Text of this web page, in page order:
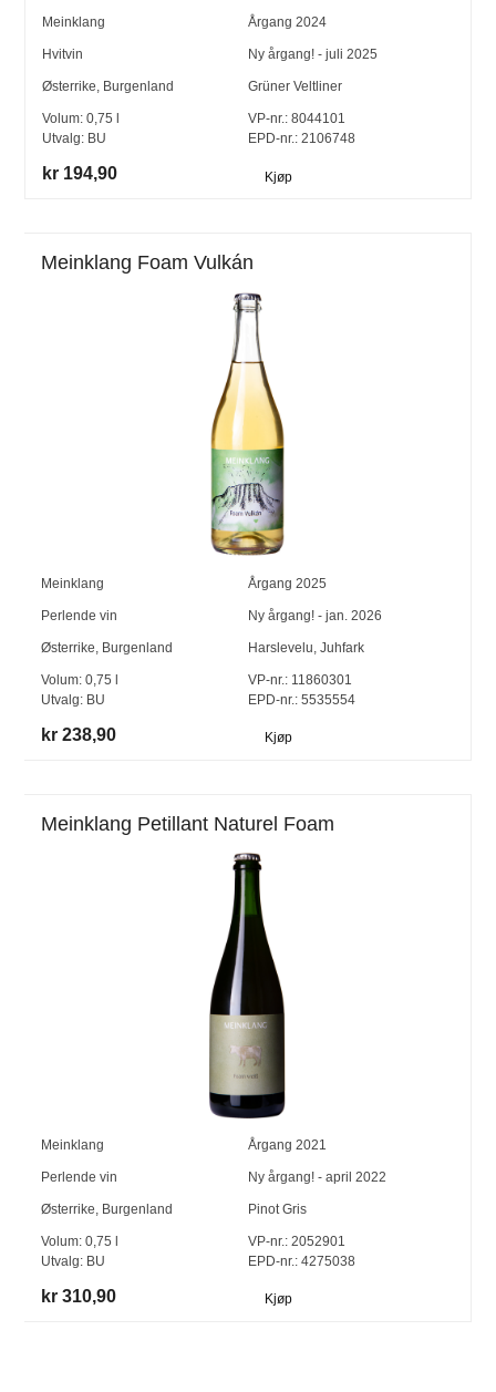
Meinklang Årgang 2024
Hvitvin Ny årgang! - juli 2025
Østerrike, Burgenland Grüner Veltliner
Volum:0,75
Utvalg: BU
VP-nr.: 8044101
EPD-nr.: 2106748
kr 194,90 Kjøp
Meinklang Foam Vulkán
Meinklang Årgang 2025
Perlende vin Ny årgang! - jan. 2026
Østerrike, Burgenland Harslevelu, Juhfark
Volum:0,75
Utvalg: BU
VP-nr.:11860301
EPD-nr.: 5535554
kr 238,90 Kjøp
Meinklang Petillant Naturel Foam
Meinklang Årgang 2021
Perlende vin Ny årgang! - april 2022
Østerrike, Burgenland Pinot Gris
Volum:0,75
Utvalg: BU
VP-nr.:2052901
EPD-nr.: 4275038
kr 310,90 Kjøp